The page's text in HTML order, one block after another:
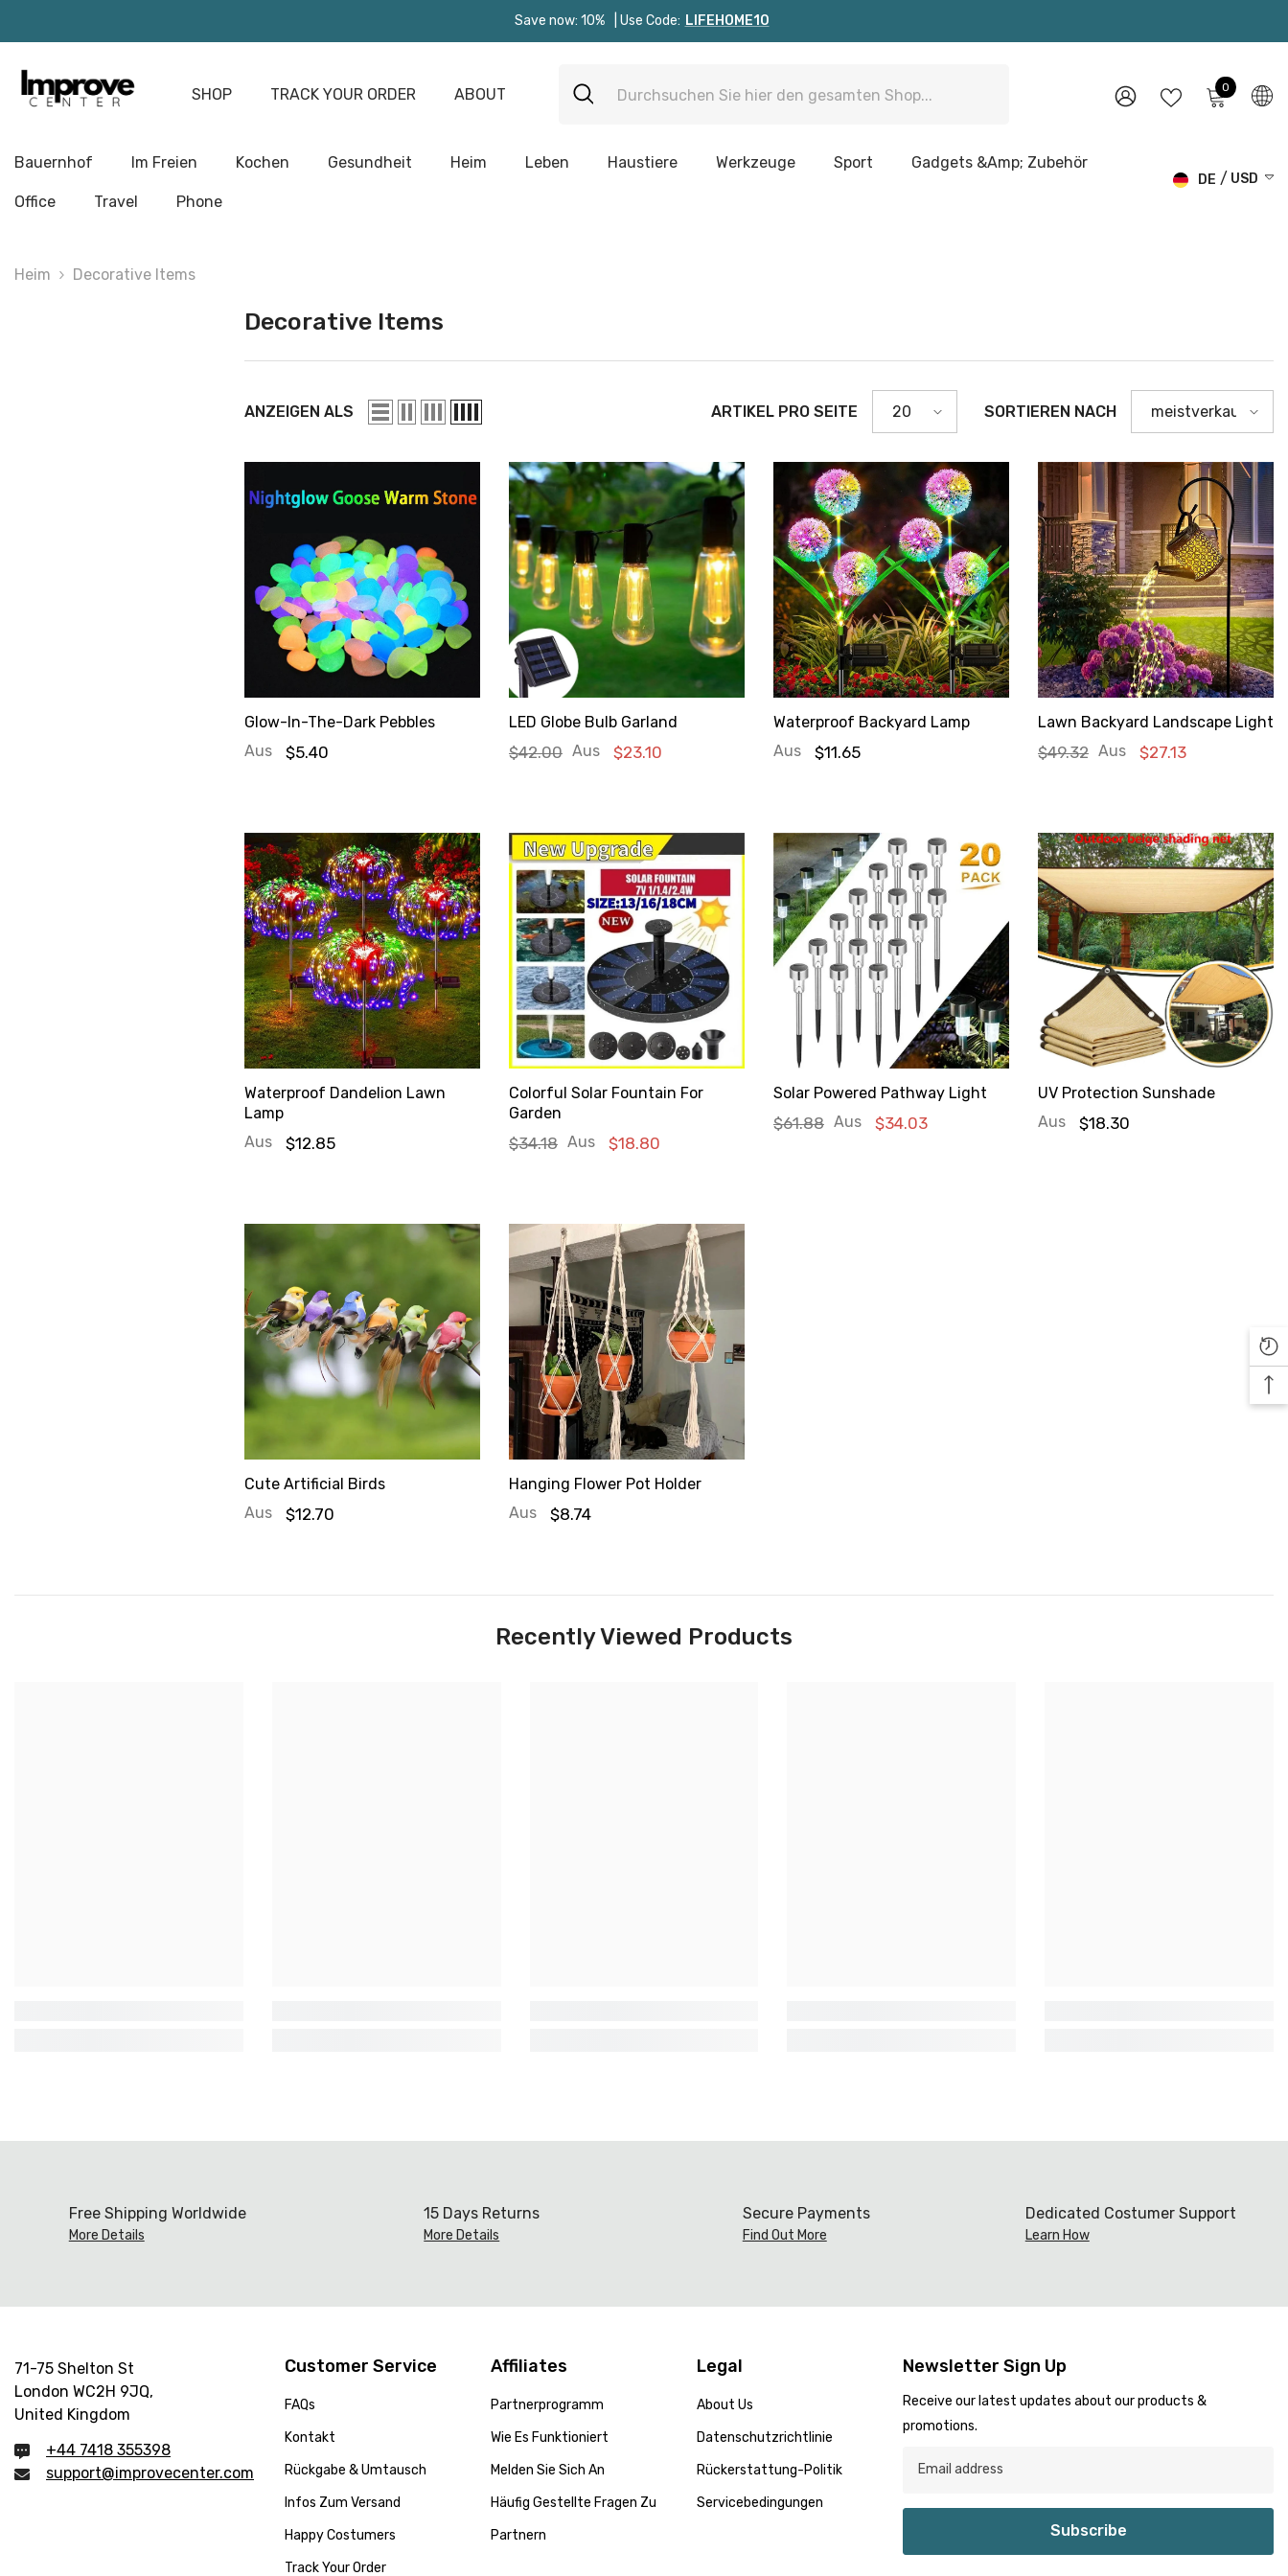
Save now: 10% | Use Code: LIFEHOME10
SHOP TRACK YOUR ORDER ABOUT 0 0
Artikel
Bauernhof Im Freien Kochen Gesundheit Heim Leben Haustiere Werkzeuge Sport Gadgets &amp; Zubehör
Office Travel Phone
DE USD
Heim Decorative Items
Decorative Items
ANZEIGEN ALS ARTIKEL PRO SEITE 20 SORTIEREN NACH meistverkauft
Glow-In-The-Dark Pebbles
Aus
$5.40
LED Globe Bulb Garland
$42.00 Aus $23.10
Waterproof Backyard Lamp
Aus
$11.65
Lawn Backyard Landscape Light
$49.32 Aus $27.13
Waterproof Dandelion Lawn
Lamp
Aus
$12.85
Colorful Solar Fountain For
Garden
$34.18 Aus $18.80
Solar Powered Pathway Light
$61.88 Aus $34.03
UV Protection Sunshade
Aus
$18.30
Cute Artificial Birds
Aus
$12.70
Hanging Flower Pot Holder
Aus
$8.74
Recently Viewed Products
Free Shipping Worldwide
More Details
15 Days Returns
More Details
Secure Payments
Find Out More
Dedicated Costumer Support
Learn How
71-75 Shelton St
London WC2H 9JQ,
United Kingdom
+44 7418 355398
support@improvecenter.com
Customer Service
FAQs
Kontakt
Rückgabe & Umtausch
Infos Zum Versand
Happy Costumers
Track Your Order
Affiliates
Partnerprogramm
Wie Es Funktioniert
Melden Sie Sich An
Häufig Gestellte Fragen Zu
Partnern
Legal
About Us
Datenschutzrichtlinie
Rückerstattung-Politik
Servicebedingungen
Newsletter Sign Up
Receive our latest updates about our products &
promotions.
Subscribe